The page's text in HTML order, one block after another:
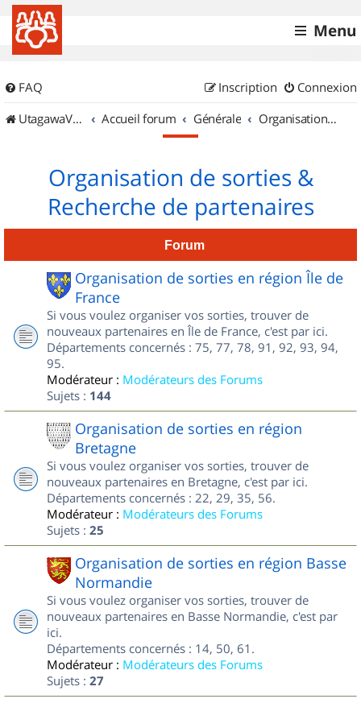
Menu
FAQ Connexion
Inscription
UtagawaVTT (Randos VTT et VTTAE avec traces GPS)
Accueil forum Générale Organisation de sorties & Recherche de partenaires
Organisation de sorties &
Recherche de partenaires
Forum
Organisation de sorties en région Île de
France
Si vous voulez organiser vos sorties, trouver de
nouveaux partenaires en Île de France, c'est par ici.
Départements concernés : 75, 77, 78, 91, 92, 93, 94,
95.
Modérateur : Modérateurs des Forums
Sujets : 144
Organisation de sorties en région
Bretagne
Si vous voulez organiser vos sorties, trouver de
nouveaux partenaires en Bretagne, c'est par ici.
Départements concernés : 22, 29, 35, 56.
Modérateur : Modérateurs des Forums
Sujets : 25
Organisation de sorties en région Basse
Normandie
Si vous voulez organiser vos sorties, trouver de
nouveaux partenaires en Basse Normandie, c'est par
ici.
Départements concernés : 14, 50, 61.
Modérateur : Modérateurs des Forums
Sujets : 27